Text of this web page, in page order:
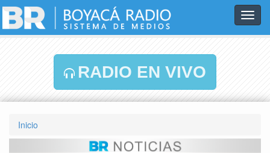
RADIO EN VIVO
Inicio